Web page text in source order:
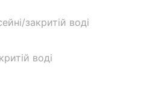
закритій воді
воді